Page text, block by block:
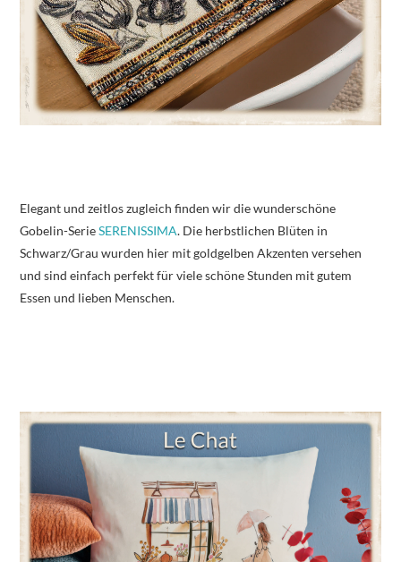
Elegant und zeitlos zugleich finden wir die wunderschöne
Gobelin-SerieSERENISSIMA. Die herbstlichen Blüten in
Schwarz/Grau wurden hier mit goldgelben Akzenten versehen
und sind einfach perfekt für viele schöne Stunden mit gutem
Essen und lieben Menschen.